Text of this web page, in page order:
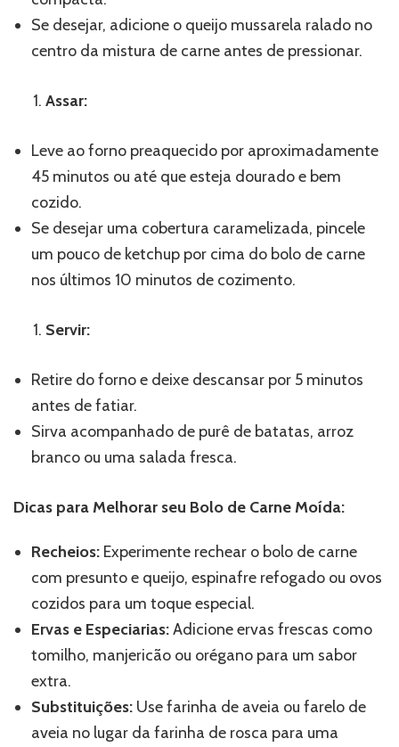
Se desejar, adicione o queijo mussarela ralado no
centro da mistura de carne antes de pressionar.
Assar:
Leve ao forno preaquecido por aproximadamente
45 minutos ou até que esteja dourado e bem
cozido.
Se desejar uma cobertura caramelizada, pincele
um pouco de ketchup por cima do bolo de carne
nos últimos 10 minutos de cozimento.
Servir:
Retire do forno e deixe descansar por 5 minutos
antes de fatiar.
Sirva acompanhado de purê de batatas, arroz
branco ou uma salada fresca.
Dicas para Melhorar seu Bolo de Carne Moída:
Recheios: Experimente rechear o bolo de carne
com presunto e queijo, espinafre refogado ou ovos
cozidos para um toque especial.
Ervas e Especiarias:Adicione ervas frescas como
tomilho, manjericão ou orégano para um sabor
extra.
Substituições: Use farinha de aveia ou farelo de
aveia no lugar da farinha de rosca para uma